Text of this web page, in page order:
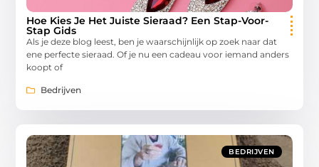
Hoe Kies Je Het Juiste Sieraad? Een Stap-Voor-
Stap Gids
Als je deze blog leest, ben je waarschijnlijk op zoek naar dat
ene perfecte sieraad. Of je nu een cadeau voor iemand anders
koopt of
Bedrijven
BEDRIJVEN